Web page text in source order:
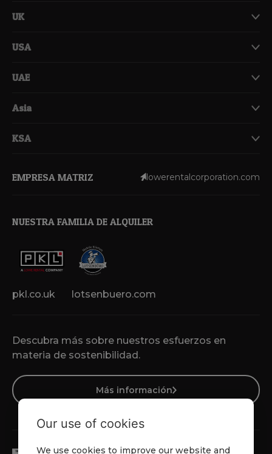
UK
USA
UAE
Asia
KSA
Descubra más sobre nuestros esfuerzos en
materia de sostenibilidad.
Más información
EMPRESA MATRIZ lowerentalcorporation.com
NUESTRA FAMILIA DE ALQUILER
pkl.co.uk lotsenbuero.com
Our use of cookies
We use cookies to improve our website and